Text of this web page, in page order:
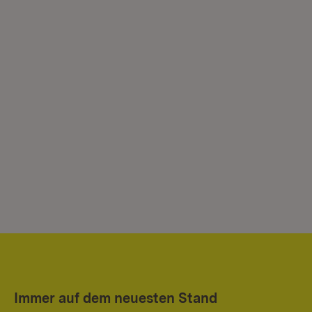
Immer auf dem neuesten Stand